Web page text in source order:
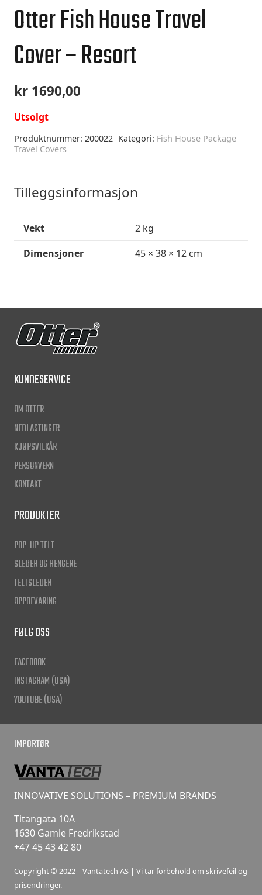
Otter Fish House Travel
Cover – Resort
kr 1690,00
Utsolgt
Produktnummer: 200022 Kategori: Fish House Package
Travel Covers
Tilleggsinformasjon
Vekt
2 kg
Dimensjoner
45 × 38 × 12 cm
KUNDESERVICE
OM OTTER
NEDLASTINGER
KJØPSVILKÅR
PERSONVERN
KONTAKT
PRODUKTER
POP-UP TELT
SLEDER OG HENGERE
TELTSLEDER
OPPBEVARING
FØLG OSS
FACEBOOK
INSTAGRAM (USA)
YOUTUBE (USA)
IMPORTØR
INNOVATIVE SOLUTIONS – PREMIUM BRANDS
Titangata 10A
1630 Gamle Fredrikstad
+47 45 43 42 80
Copyright © 2022 – Vantatech AS | Vi tar forbehold om skrivefeil og
prisendringer.